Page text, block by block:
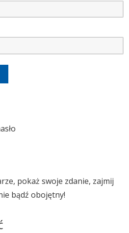
pokaż swoje zdanie, zajmij
bądź obojętny!